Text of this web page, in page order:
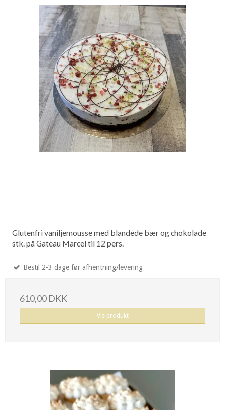
Glutenfri vaniljemousse med blandede bær og chokolade
stk. på Gateau Marcel til 12 pers.
Bestil 2-3 dage før afhentning/levering
610,00 DKK
Vis produkt